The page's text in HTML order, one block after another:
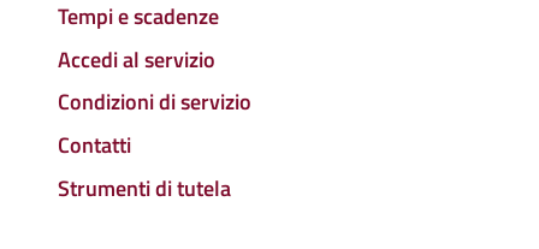
Tempi e scadenze
Accedi al servizio
Condizioni di servizio
Contatti
Strumenti di tutela